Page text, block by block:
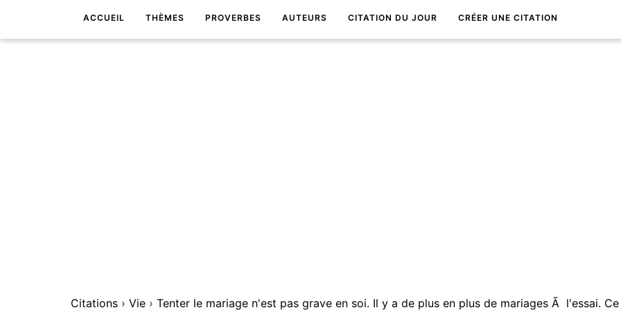
ACCUEIL THÈMES PROVERBES AUTEURS CITATION DU JOUR CRÉER UNE CITATION
Citations › Vie ›